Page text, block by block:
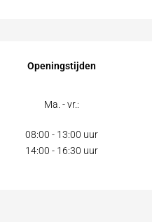
Openingstijden
Ma. - vr.:
08:00 - 13:00 uur
14:00 - 16:30 uur